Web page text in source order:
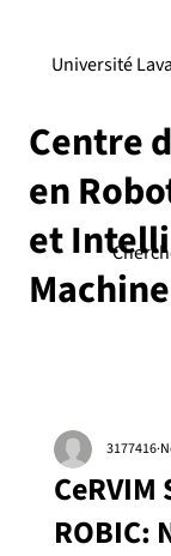
Centre
en
et
Université
ROBIC:
3177416